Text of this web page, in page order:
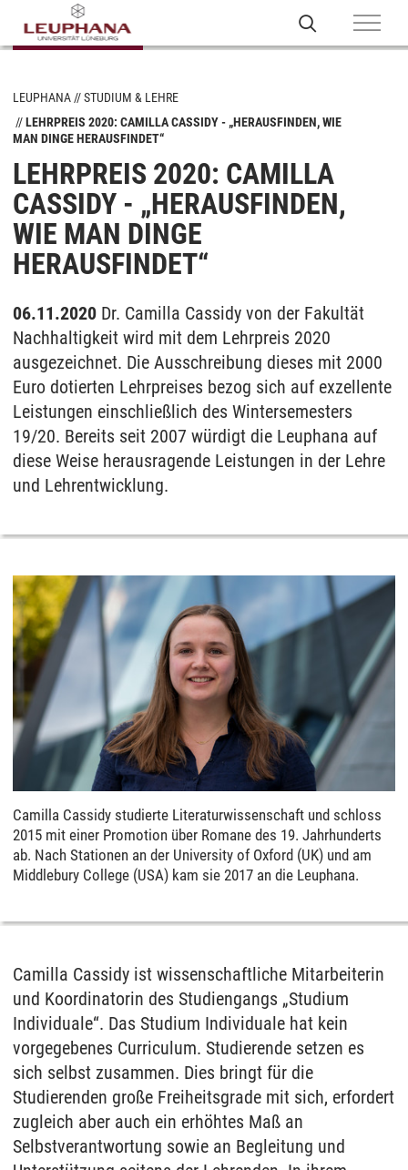
LEUPHANA
STUDIUM & LEHRE
LEHRPREIS 2020: CAMILLA CASSIDY - „HERAUSFINDEN, WIE
MAN DINGE HERAUSFINDET“
LEHRPREIS 2020: CAMILLA
CASSIDY - „HERAUSFINDEN,
WIE MAN DINGE
HERAUSFINDET“
06.11.2020 Dr. Camilla Cassidy von der Fakultät
Nachhaltigkeit wird mit dem Lehrpreis 2020
ausgezeichnet. Die Ausschreibung dieses mit 2000
Euro dotierten Lehrpreises bezog sich auf exzellente
Leistungen einschließlich des Wintersemesters
19/20. Bereits seit 2007 würdigt die Leuphana auf
diese Weise herausragende Leistungen in der Lehre
und Lehrentwicklung.
Camilla Cassidy studierte Literaturwissenschaft und schloss
2015 mit einer Promotion über Romane des 19. Jahrhunderts
ab. Nach Stationen an der University of Oxford (UK) und am
Middlebury College (USA) kam sie 2017 an die Leuphana.
Camilla Cassidy ist wissenschaftliche Mitarbeiterin
und Koordinatorin des Studiengangs „Studium
Individuale“. Das Studium Individuale hat kein
vorgegebenes Curriculum. Studierende setzen es
sich selbst zusammen. Dies bringt für die
Studierenden große Freiheitsgrade mit sich, erfordert
zugleich aber auch ein erhöhtes Maß an
Selbstverantwortung sowie an Begleitung und